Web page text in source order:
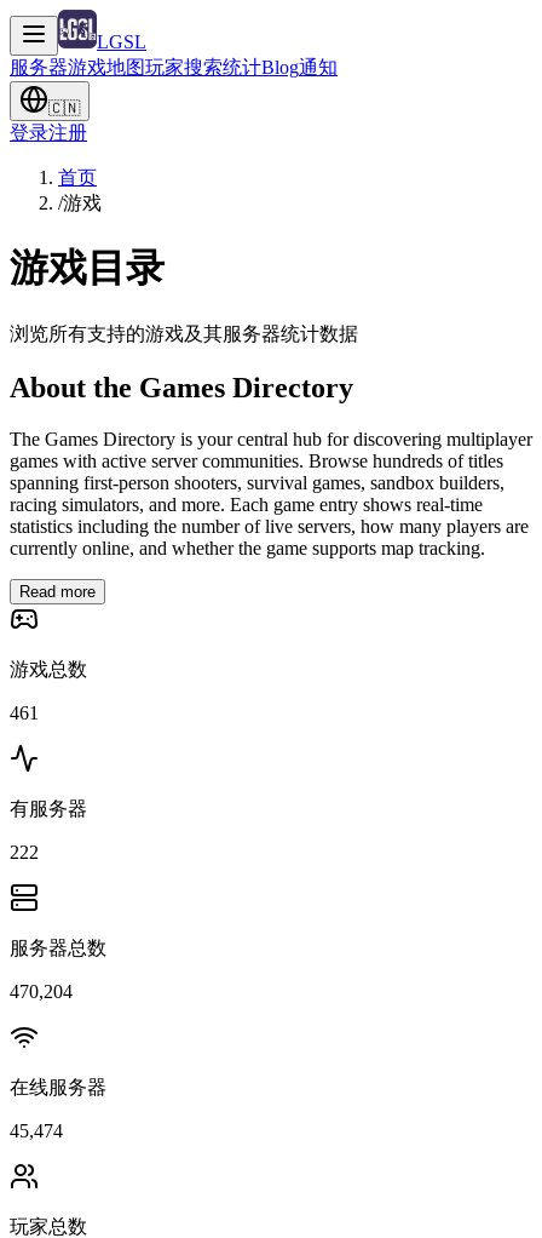
LGSL
服务器游戏地图玩家搜索统计Blog通知
🇨🇳
登录注册
首页
/游戏
游戏目录
浏览所有支持的游戏及其服务器统计数据
About the Games Directory
The Games Directory is your central hub for discovering multiplayer
games with active server communities. Browse hundreds of titles
spanning first-person shooters, survival games, sandbox builders,
racing simulators, and more. Each game entry shows real-time
statistics including the number of live servers, how many players are
currently online, and whether the game supports map tracking.
Read more
游戏总数
461
有服务器
222
服务器总数
470,204
在线服务器
45,474
玩家总数